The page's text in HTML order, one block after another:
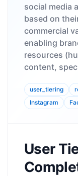
social media
based on
commercial
enabling
resources
content,
user_tiering
Instagram
User